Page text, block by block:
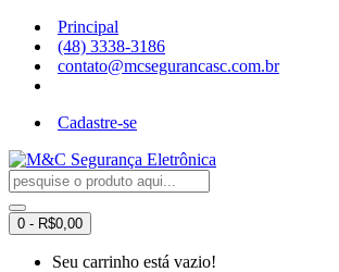
Principal
(48) 3338-3186
contato@mcsegurancasc.com.br
Cadastre-se
0 - R$0,00
Seu carrinho está vazio!